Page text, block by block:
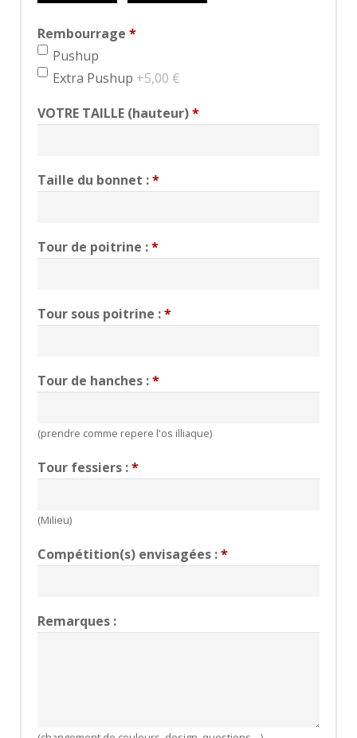
Rembourrage *
Pushup
Extra Pushup +5,00 €
VOTRE TAILLE (hauteur)*
Taille du bonnet :*
Tour de poitrine :*
Tour sous poitrine :*
Tour de hanches :*
(prendre comme repere l'os illiaque)
Tour fessiers :*
(Milieu)
Compétition(s) envisagées :*
Remarques :